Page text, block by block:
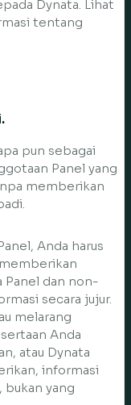
Dynata. Lihat
tentang
pun sebagai
Panel yang
memberikan
Anda harus
dan non-
secara jujur.
melarang
Anda
atau Dynata
informasi
bukan yang